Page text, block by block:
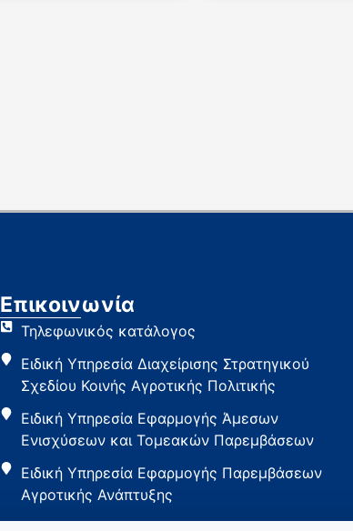
Επικοινωνία
Τηλεφωνικός κατάλογος
Ειδική Υπηρεσία Διαχείρισης Στρατηγικού
Σχεδίου Κοινής Αγροτικής Πολιτικής
Ειδική Υπηρεσία Εφαρμογής Άμεσων
Ενισχύσεων και Τομεακών Παρεμβάσεων
Ειδική Υπηρεσία Εφαρμογής Παρεμβάσεων
Αγροτικής Ανάπτυξης